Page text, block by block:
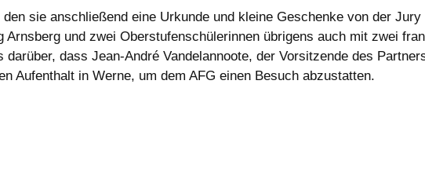
sie anschließend eine Urkunde und kleine Geschenke von der
und zwei Oberstufenschülerinnen übrigens auch mit zwei
dass Jean-André Vandelannoote, der Vorsitzende des
Aufenthalt in Werne, um dem AFG einen Besuch abzustatten.